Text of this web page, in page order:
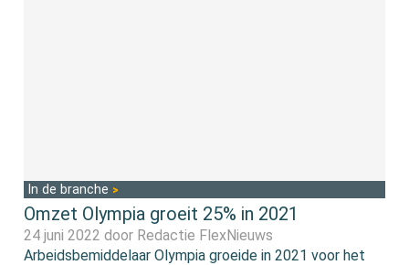
In de branche
Omzet Olympia groeit 25% in 2021
24 juni 2022 door Redactie FlexNieuws
Arbeidsbemiddelaar Olympia groeide in 2021 voor het